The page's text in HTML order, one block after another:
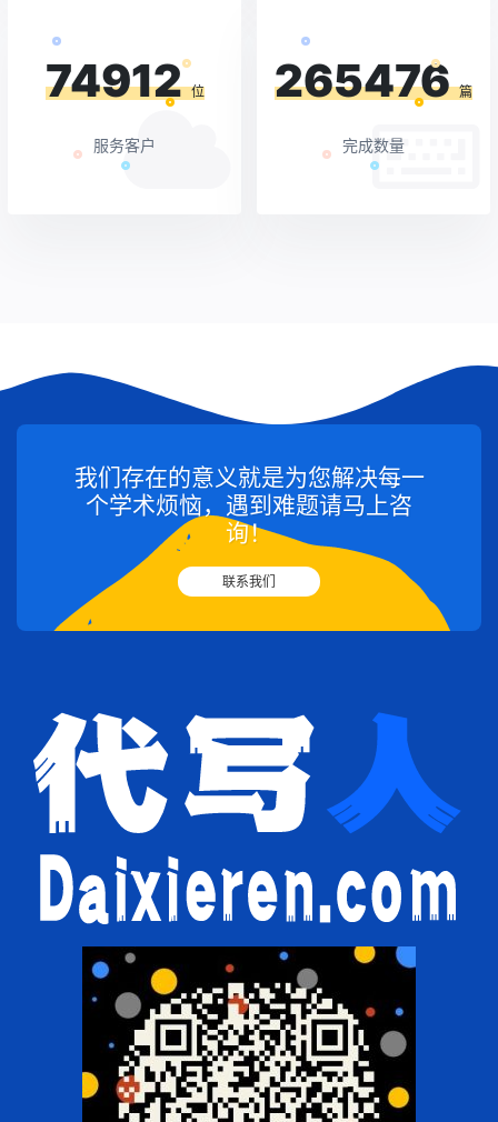
74912 位
服务客户
265476 篇
完成数量
我们存在的意义就是为您解决每一
个学术烦恼，遇到难题请马上咨
询！
联系我们